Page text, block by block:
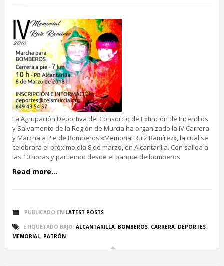
La Agrupación Deportiva del Consorcio de Extinción de Incendios
y Salvamento de la Región de Murcia ha organizado la IV Carrera
y Marcha a Pie de Bomberos «Memorial Ruiz Ramírez», la cual se
celebrará el próximo día 8 de marzo, en Alcantarilla. Con salida a
las 10 horas y partiendo desde el parque de bomberos
Read more...
PUBLICADO EN LATEST POSTS
ETIQUETADO BAJO: ALCANTARILLA, BOMBEROS, CARRERA, DEPORTES,
MEMORIAL, PATRÓN